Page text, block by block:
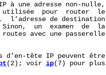
une adresse non-nulle,
pour  router  le
l’adresse de destination
un  examen  de  la
avec une passerelle
tête IP peuvent être
(2); voir ip(7) pour plus